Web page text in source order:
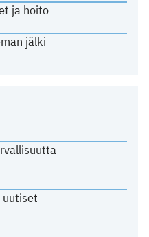
ja hoito
jälki